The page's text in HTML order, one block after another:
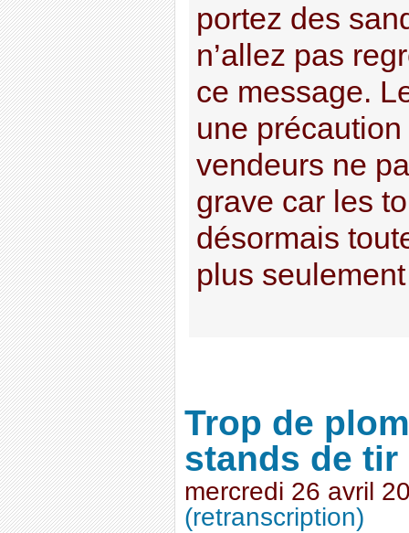
portez des
n’allez pas
ce message.
une précaution
vendeurs ne
grave car les
désormais
plus
Trop de
stands de tir
mercredi 26 avril
(retranscription)